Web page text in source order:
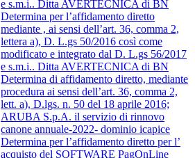
e s.m.i.. Ditta AVERTECNICA di BN
Determina per l’affidamento diretto
mediante , ai sensi dell’art. 36, comma 2,
lettera a), D. L.gs 50/2016 così come
modificato e integrato dal D. L.gs 56/2017
e s.m.i.. Ditta AVERTECNICA di BN
Determina di affidamento diretto, mediante
procedura ai sensi dell’art. 36, comma 2,
lett. a), D.lgs. n. 50 del 18 aprile 2016;
ARUBA S.p.A. il servizio di rinnovo
canone annuale-2022- dominio icapice
Determina per l’affidamento diretto per l’
acquisto del SOFTWARE PagOnLine